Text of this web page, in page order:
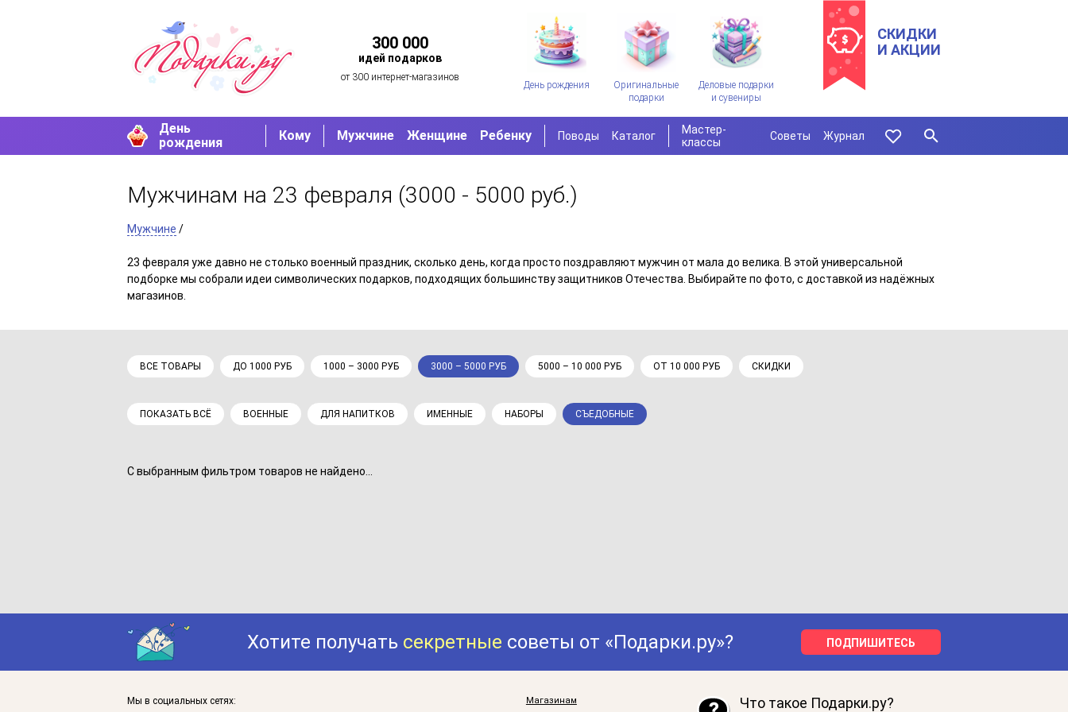
300 000
идей подарков
от 300 интернет-магазинов
День рождения
Оригинальные
подарки
Деловые подарки
и сувениры
СКИДКИ
И АКЦИИ
День
рождения
Кому Мужчине Женщине Ребенку Поводы Каталог
Мастер-
классы
Советы Журнал
Мужчинам на 23 февраля (3000 - 5000 руб.)
Мужчине /
23 февраля уже давно не столько военный праздник, сколько день, когда просто поздравляют мужчин от мала до велика. В этой универсальной
подборке мы собрали идеи символических подарков, подходящих большинству защитников Отечества. Выбирайте по фото, с доставкой из надёжных
магазинов.
ВСЕ ТОВАРЫ ДО 1000 РУБ 1000 – 3000 РУБ 3000 – 5000 РУБ 5000 – 10 000 РУБ ОТ 10 000 РУБ СКИДКИ
ПОКАЗАТЬ ВСЁ ВОЕННЫЕ ДЛЯ НАПИТКОВ ИМЕННЫЕ НАБОРЫ СЪЕДОБНЫЕ
С выбранным фильтром товаров не найдено...
Хотите получать секретные советы от «Подарки.ру»? ПОДПИШИТЕСЬ
Мы в социальных сетях: Магазинам Что такое Подарки.ру?